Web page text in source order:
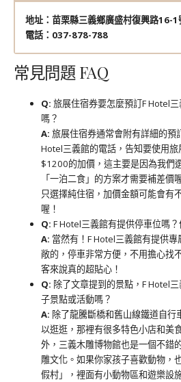
地址：苗栗縣三義鄉廣盛村復興路16-1
電話：037-878-788
常見問題 FAQ
Q: 旅展住宿券要怎麼預訂F Hotel
嗎？
A: 旅展住宿券通常會附有詳細的預
Hotel三義館的電話，告知要使用
$1200的加價，這主要是因為我們
「一泊二食」的方案才需要補差
只選擇純住宿，加價金額可能會有
喔！
Q: F Hotel三義館有提供停車位嗎？
A: 當然有！F Hotel三義館有提供
敞的，停車非常方便，不用擔心找
客來說真的超貼心！
Q: 除了文章提到的景點，F Hotel
子景點或活動嗎？
A: 除了龍騰斷橋和舊山線鐵道自
以逛逛，那裡有很多特色小店和美
外，三義木雕博物館也是一個不錯
雕文化。如果你家孩子喜歡動物，
假村」，裡面有小動物區和遊樂設